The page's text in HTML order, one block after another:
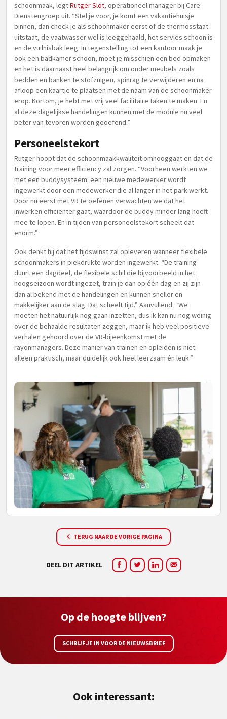
schoonmaak, legtRutger Slot, operationeel manager bij Care
Dienstengroep uit. “Stel je voor, je komt een vakantiehuisje
binnen, dan check je als schoonmaker eerst of de thermosstaat
uitstaat, de vaatwasser wel is leeggehaald, het servies schoon is
en de vuilnisbak leeg. In tegenstelling tot een kantoor maak je
ook een badkamer schoon, moet je misschien een bed opmaken
en het is daarnaast heel belangrijk om onder meubels zoals
bedden en banken te stofzuigen, spinrag te verwijderen en na
afloop een kaartje te plaatsen met de naam van de schoonmaker
erop. Kortom, je hebt met vrij veel facilitaire taken te maken. En
al deze dagelijkse handelingen kunnen met de module nu veel
beter van tevoren worden geoefend.”
Personeelstekort
Rutger hoopt dat de schoonmaakkwaliteit omhooggaat en dat de
training voor meer efficiency zal zorgen. “Voorheen werkten we
met een buddysysteem: een nieuwe medewerker wordt
ingewerkt door een medewerker die al langer in het park werkt.
Door nu eerst met VR te oefenen verwachten we dat het
inwerken efficiënter gaat, waardoor de buddy minder lang hoeft
mee te lopen. En in tijden van personeelstekort scheelt dat
enorm.”
Ook denkt hij dat het tijdswinst zal opleveren wanneer flexibele
schoonmakers in piekdrukte worden ingewerkt. “De training
duurt een dagdeel, de flexibele schil die bijvoorbeeld in het
hoogseizoen wordt ingezet, train je dan op één dag en zij zijn
dan al bekend met de handelingen en kunnen sneller en
makkelijker aan de slag. Dat scheelt tijd.” Aanvullend: “We
moeten het natuurlijk nog gaan inzetten, dus ik kan nu nog weinig
over de behaalde resultaten zeggen, maar ik heb veel positieve
verhalen gehoord over de VR-bijeenkomst met de
rayonmanagers. Deze manier van trainen en opleiden is niet
alleen praktisch, maar duidelijk ook heel leerzaam én leuk.”
TERUG NAAR DE VORIGE PAGINA
DEEL DIT ARTIKEL
Op de hoogte blijven?
SCHRIJF JE IN VOOR DE NIEUWSBRIEF
Ook interessant: